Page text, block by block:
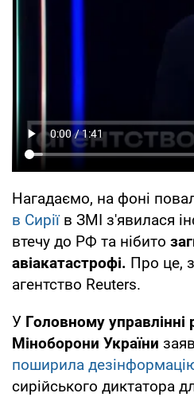
Нагадаємо, на фоні
в Сиріїв ЗМІ з'явилася
втечу до РФ та нібито
авіакатастрофі. Про це,
агентство Reuters.
У Головному управлінні
Міноборони України
поширила
сирійського диктатора